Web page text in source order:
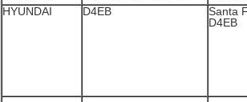
HYUNDAI
D4EB
Santa
D4EB